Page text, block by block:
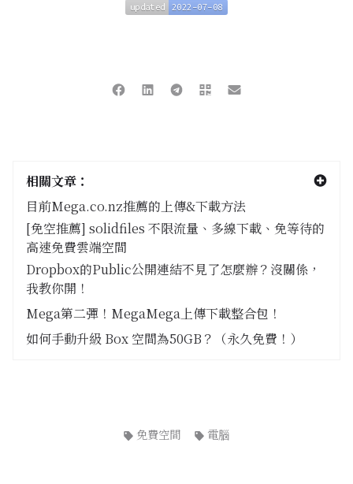
updated
updated 2022-07-08
2022-07-08
相關文章：
目前Mega.co.nz推薦的上傳&下載方法
[免空推薦] solidfiles 不限流量、多線下載、免等待的
高速免費雲端空間
Dropbox的Public公開連結不見了怎麼辦？沒關係，
我教你開！
Mega第二彈！MegaMega上傳下載整合包！
如何手動升級 Box 空間為50GB？（永久免費！）
免費空間 電腦